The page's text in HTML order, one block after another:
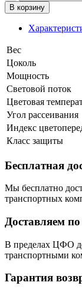
В корзину
Вес
Цоколь
Мощность
Световой поток
Цветовая
Угол рассеивания
Индекс
Класс защиты
Бесплатная
Мы бесплатно
транспортных
Доставляем
В пределах ЦФО
транспортными
Гарантия